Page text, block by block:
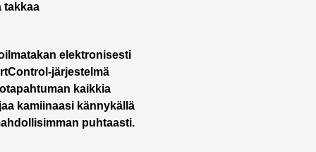
takkaa
elektronisesti
järjestelmä
kaikkia
kamiinaasi kännykällä
puhtaasti.